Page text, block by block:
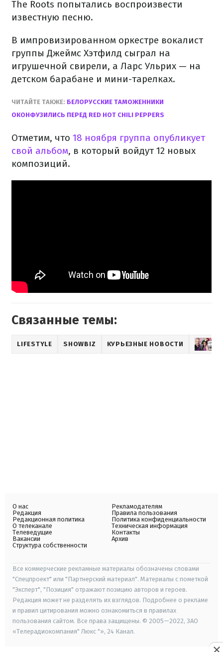
The Roots попытались воспроизвести
известную песню.
В импровизированном оркестре вокалист
группы Джеймс Хэтфилд сыграл на
игрушечной свирели, а Ларс Ульрих — на
детском барабане и мини-тарелках.
ЧИТАЙТЕ ТАКЖЕ: БЕЛОРУССКИЕ ТАМОЖЕННИКИ
ОКОНФУЗИЛИСЬ ПЕРЕД RED HOT CHILI PEPPERS
Отметим, что 18 ноября группа опубликует
свой альбом, в который войдут 12 новых
композиций.
Связанные темы:
LIFESTYLE SHOWBIZ КУРЬЕЗНЫЕ НОВОСТИ
О нас
Редакция
Редакционная политика
О телеканале
Телеведущие
Вакансии
Структура собственности
Рекламодателям
Правила пользования
Политика конфиденциальности
Техническая информация
Контакты
Архив
Все коммерческие рекламные материалы обозначены словами
"Спецпроект" или "Партнерский материал". Материалы с пометкой
"Эксперт", "Позиция" отражают позицию авторов и героев.
Редакция может не разделять их взглядов. Подробнее о рекламе
и правил цитирования можно ознакомиться в правилах
пользования сайтом. Все права защищены. © 2005—2022, ЗАО
«Телерадиокомпания" Люкс "», 24 Канал.